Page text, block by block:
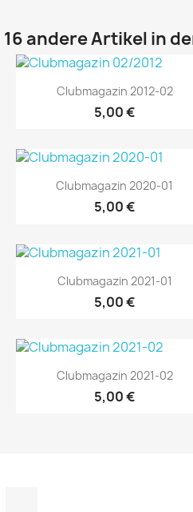
16 andere Artikel in
Vorschau
Clubmagazin 2012-02
5,00 €
Vorschau
Clubmagazin 2020-01
5,00 €
Vorschau
Clubmagazin 2021-01
5,00 €
Vorschau
Clubmagazin 2021-02
5,00 €